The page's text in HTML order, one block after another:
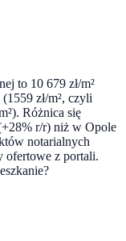
to 10 679 zł/m²
zł/m², czyli
Różnica się
r/r) niż w Opole
notarialnych
ofertowe z portali.